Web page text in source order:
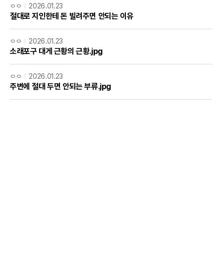
ㅇㅇ 2026.01.23
절대로 지인한테 돈 빌려주면 안되는 이유
ㅇㅇ 2026.01.23
소래포구 대게 근황의 근황.jpg
ㅇㅇ 2026.01.23
주변에 절대 두면 안되는 부류.jpg